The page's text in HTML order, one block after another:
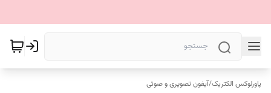
پاورلوکس الکتریک/آیفون تصویری و صوتی